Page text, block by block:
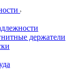
держатели